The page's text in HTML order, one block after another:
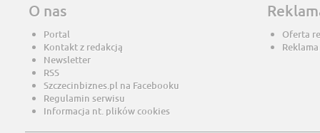
O nas
Portal
Kontakt z redakcją
Newsletter
RSS
Szczecinbiznes.pl na Facebooku
Regulamin serwisu
Informacja nt. plików cookies
Oferta